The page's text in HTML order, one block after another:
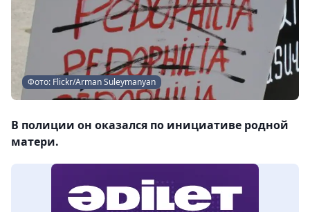
Фото: Flickr/Arman Suleymanyan
В полиции он оказался по инициативе родной
матери.